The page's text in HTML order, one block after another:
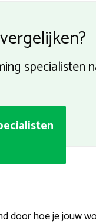
specialisten
door hoe je jouw